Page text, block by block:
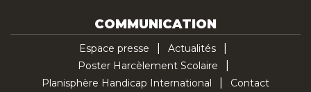
COMMUNICATION
Espace presse
Actualités
Poster Harcèlement Scolaire
Planisphère Handicap International
Contact